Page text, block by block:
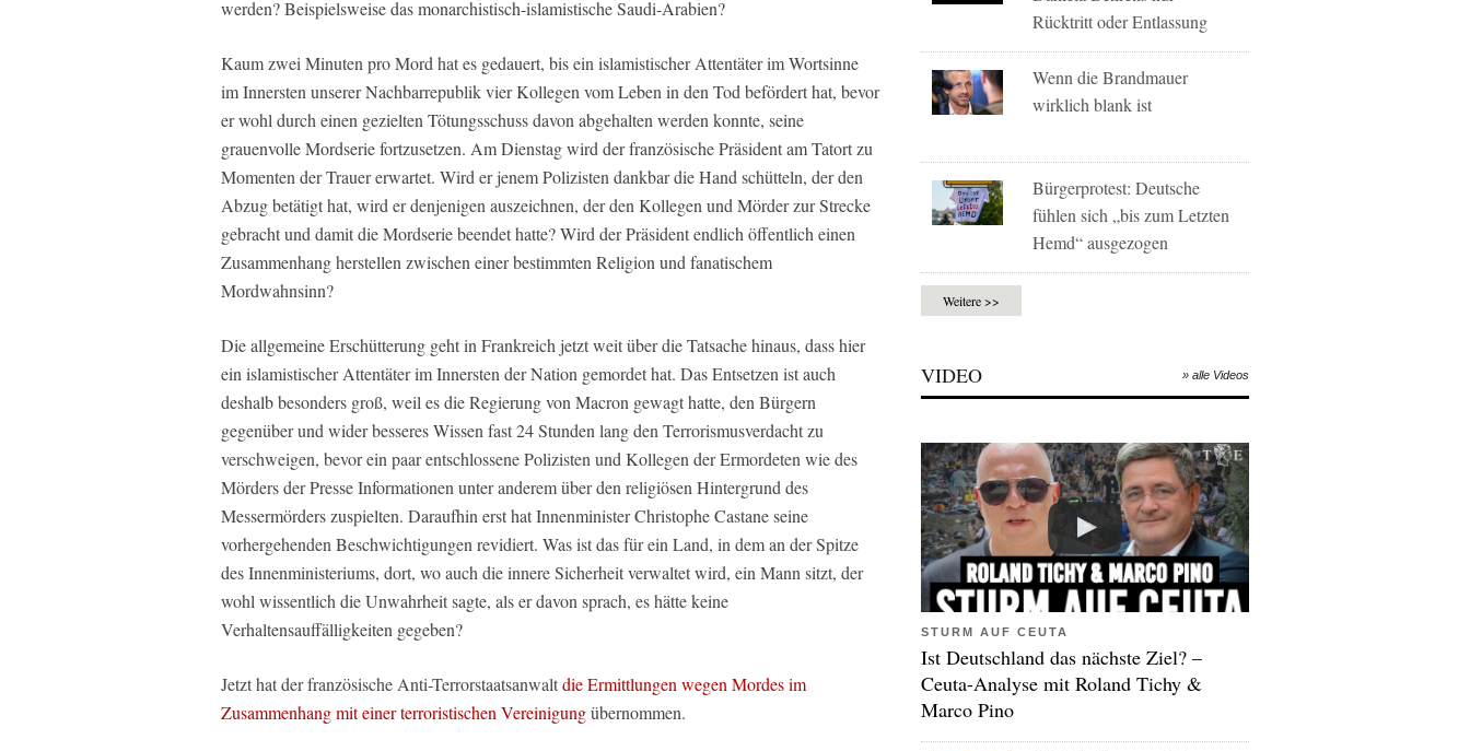
werden? Beispielsweise das monarchistisch-islamistische Saudi-Arabien?
Kaum zwei Minuten pro Mord hat es gedauert, bis ein islamistischer Attentäter im Wortsinne
im Innersten unserer Nachbarrepublik vier Kollegen vom Leben in den Tod befördert hat, bevor
er wohl durch einen gezielten Tötungsschuss davon abgehalten werden konnte, seine
grauenvolle Mordserie fortzusetzen. Am Dienstag wird der französische Präsident am Tatort zu
Momenten der Trauer erwartet. Wird er jenem Polizisten dankbar die Hand schütteln, der den
Abzug betätigt hat, wird er denjenigen auszeichnen, der den Kollegen und Mörder zur Strecke
gebracht und damit die Mordserie beendet hatte? Wird der Präsident endlich öffentlich einen
Zusammenhang herstellen zwischen einer bestimmten Religion und fanatischem
Mordwahnsinn?
Die allgemeine Erschütterung geht in Frankreich jetzt weit über die Tatsache hinaus, dass hier
ein islamistischer Attentäter im Innersten der Nation gemordet hat. Das Entsetzen ist auch
deshalb besonders groß, weil es die Regierung von Macron gewagt hatte, den Bürgern
gegenüber und wider besseres Wissen fast 24 Stunden lang den Terrorismusverdacht zu
verschweigen, bevor ein paar entschlossene Polizisten und Kollegen der Ermordeten wie des
Mörders der Presse Informationen unter anderem über den religiösen Hintergrund des
Messermörders zuspielten. Daraufhin erst hat Innenminister Christophe Castane seine
vorhergehenden Beschwichtigungen revidiert. Was ist das für ein Land, in dem an der Spitze
des Innenministeriums, dort, wo auch die innere Sicherheit verwaltet wird, ein Mann sitzt, der
wohl wissentlich die Unwahrheit sagte, als er davon sprach, es hätte keine
Verhaltensauffälligkeiten gegeben?
Jetzt hat der französische Anti-Terrorstaatsanwaltdie Ermittlungen wegen Mordes im
Zusammenhang mit einer terroristischen Vereinigungübernommen.
Rücktritt oder Entlassung
Wenn die Brandmauer
wirklich blank ist
Bürgerprotest: Deutsche
fühlen sich „bis zum Letzten
Hemd“ ausgezogen
Weitere >>
VIDEO » alle Videos
STURM AUF CEUTA
Ist Deutschland das nächste Ziel? –
Ceuta-Analyse mit Roland Tichy &
Marco Pino